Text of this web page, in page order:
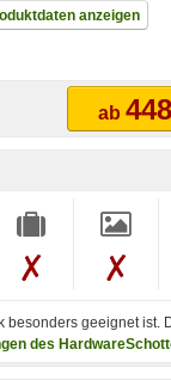
anzeigen
ab
besonders geeignet ist.
des